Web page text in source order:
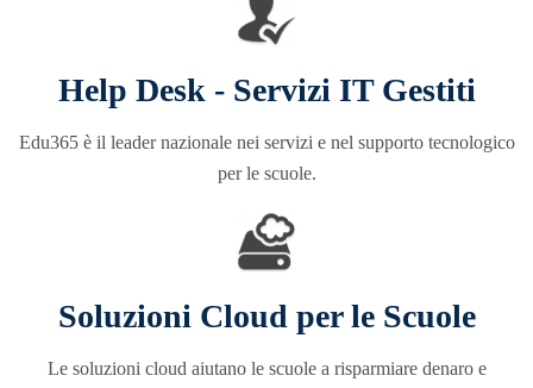
Help Desk - Servizi IT Gestiti
Edu365 è il leader nazionale nei servizi e nel supporto tecnologico
per le scuole.
Soluzioni Cloud per le Scuole
Le soluzioni cloud aiutano le scuole a risparmiare denaro e